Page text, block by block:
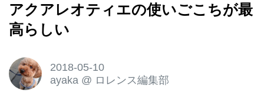
アクアレオティエの使いごこちが最
高らしい
2018-05-10
ayaka @ ロレンス編集部